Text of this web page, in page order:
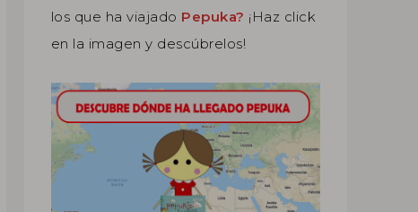
los que ha viajado Pepuka? ¡Haz click
en la imagen y descúbrelos!